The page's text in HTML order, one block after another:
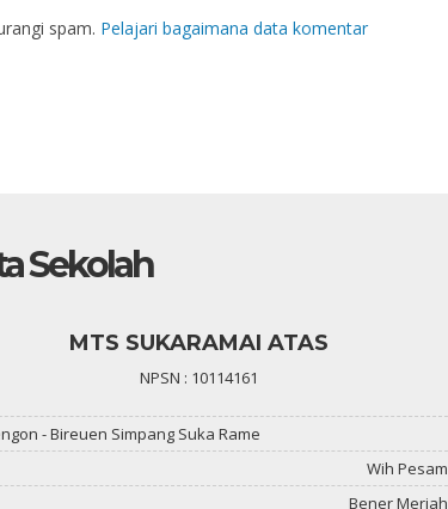
spam. Pelajari bagaimana data komentar
Sekolah
MTS SUKARAMAI ATAS
NPSN : 10114161
- Bireuen Simpang Suka Rame
Wih Pesam
Bener Meriah